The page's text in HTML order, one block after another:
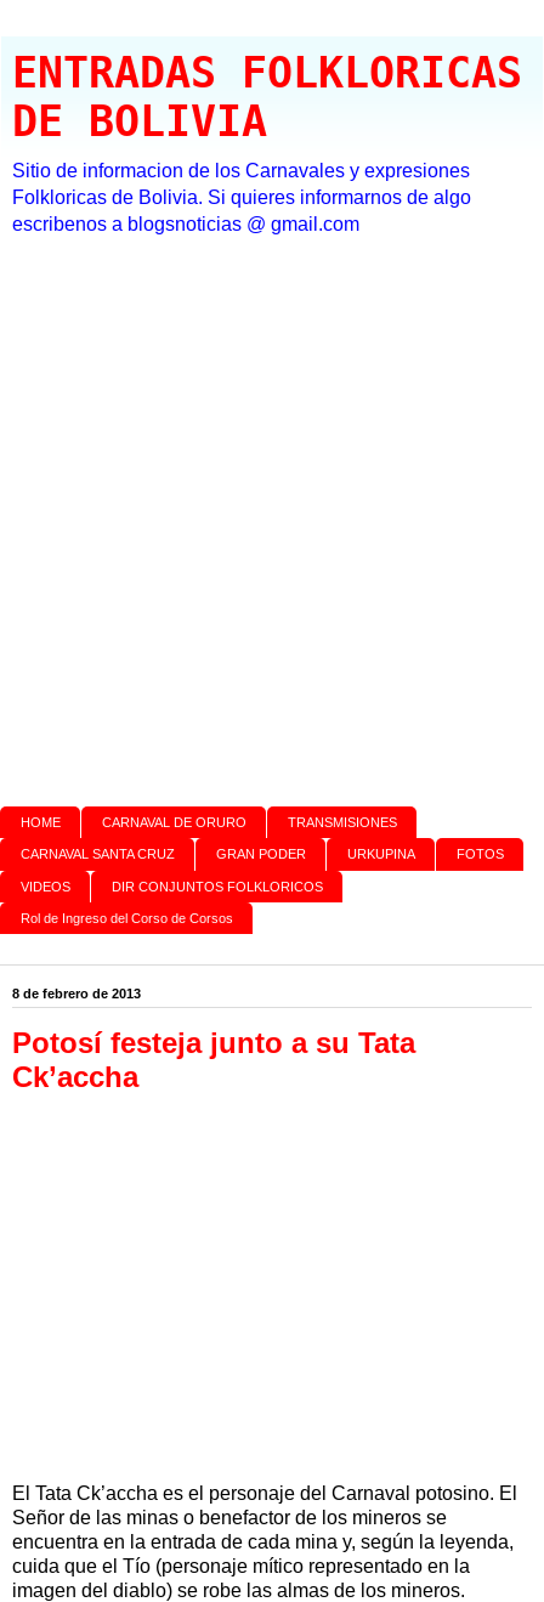
ENTRADAS FOLKLORICAS
DE BOLIVIA
Sitio de informacion de los Carnavales y expresiones
Folkloricas de Bolivia. Si quieres informarnos de algo
escribenos a blogsnoticias @ gmail.com
HOME CARNAVAL DE ORURO TRANSMISIONES
CARNAVAL SANTA CRUZ GRAN PODER URKUPINA FOTOS
VIDEOS DIR CONJUNTOS FOLKLORICOS
Rol de Ingreso del Corso de Corsos
8 de febrero de 2013
Potosí festeja junto a su Tata
Ck’accha
El Tata Ck’accha es el personaje del Carnaval potosino. El
Señor de las minas o benefactor de los mineros se
encuentra en la entrada de cada mina y, según la leyenda,
cuida que el Tío (personaje mítico representado en la
imagen del diablo) se robe las almas de los mineros.